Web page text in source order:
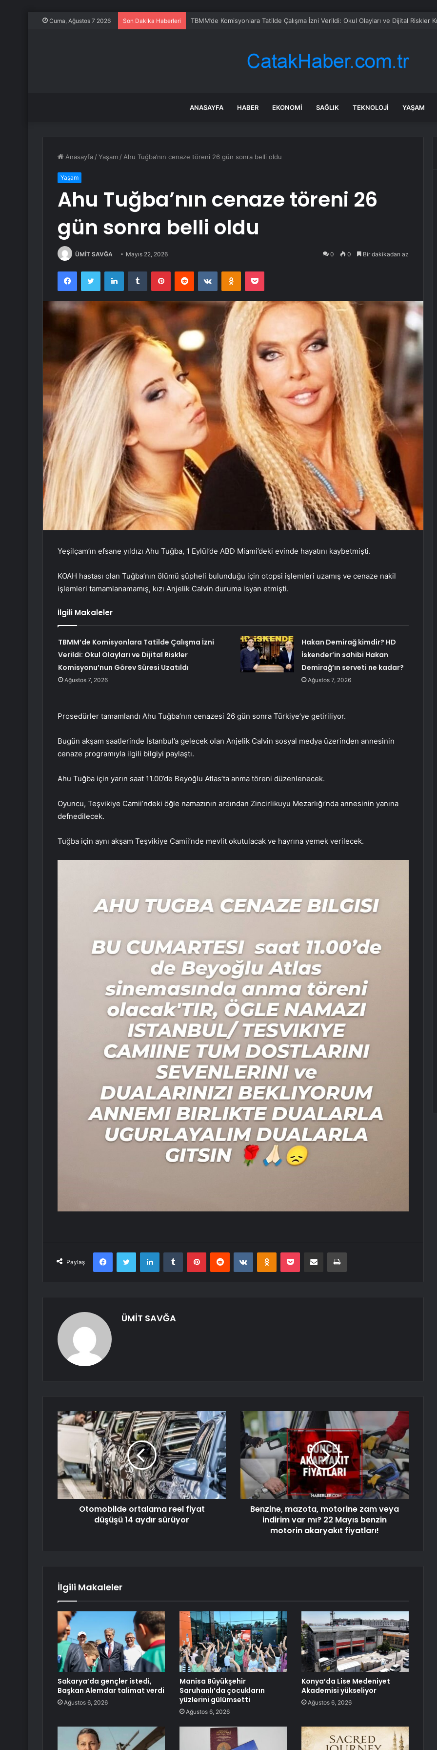
Cuma, Ağustos 7 2026 Son Dakika Haberleri Murat Ongun CHP’den istifa etti
ANASAYFA HABER EKONOMI SAĞLIK TEKNOLOJI YAŞAM
Anasayfa /Yaşam / Ahu Tuğba’nın cenaze töreni 26 gün sonra belli oldu
Yaşam
Ahu Tuğba’nın cenaze töreni 26
gün sonra belli oldu
ÜMİT SAVĞA Mayıs 22, 2026 0 0 Bir dakikadan az
FacebookTwitter LinkedInTumblr PinterestReddit VKontakteOdnoklassniki
Pocket
Yeşilçam’ın efsane yıldızı Ahu Tuğba, 1 Eylül’de ABD Miami’deki evinde hayatını kaybetmişti.
KOAH hastası olan Tuğba’nın ölümü şüpheli bulunduğu için otopsi işlemleri uzamış ve cenaze nakil
işlemleri tamamlanamamış, kızı Anjelik Calvin duruma isyan etmişti.
İlgili Makaleler
TBMM’de Komisyonlara Tatilde Çalışma İzni
Verildi: Okul Olayları ve Dijital Riskler
Komisyonu’nun Görev Süresi Uzatıldı
Ağustos 7, 2026
Hakan Demirağ kimdir? HD
İskender’in sahibi Hakan
Demirağ’ın serveti ne kadar?
Ağustos 7, 2026
Prosedürler tamamlandı Ahu Tuğba’nın cenazesi 26 gün sonra Türkiye’ye getiriliyor.
Bugün akşam saatlerinde İstanbul’a gelecek olan Anjelik Calvin sosyal medya üzerinden annesinin
cenaze programıyla ilgili bilgiyi paylaştı.
Ahu Tuğba için yarın saat 11.00’de Beyoğlu Atlas’ta anma töreni düzenlenecek.
Oyuncu, Teşvikiye Camii’ndeki öğle namazının ardından Zincirlikuyu Mezarlığı’nda annesinin yanına
defnedilecek.
Tuğba için aynı akşam Teşvikiye Camii’nde mevlit okutulacak ve hayrına yemek verilecek.
Paylaş
FacebookTwitter LinkedInTumblr PinterestReddit VKontakteOdnoklassniki
Pocket E-Posta ile paylaş Yazdır
ÜMİT SAVĞA
Otomobilde ortalama reel fiyat
düşüşü 14 aydır sürüyor
Benzine, mazota, motorine zam veya
indirim var mı? 22 Mayıs benzin
motorin akaryakıt fiyatları!
İlgili Makaleler
Sakarya’da gençler istedi,
Başkan Alemdar talimat verdi
Ağustos 6, 2026
Manisa Büyükşehir
Saruhanlı’da çocukların
yüzlerini gülümsetti
Ağustos 6, 2026
Konya’da Lise Medeniyet
Akademisi yükseliyor
Ağustos 6, 2026